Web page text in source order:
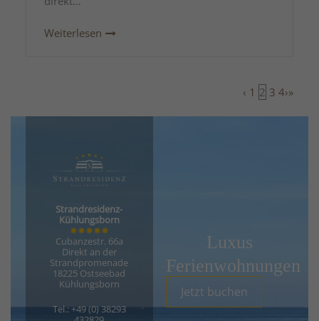
Weiterlesen
‹ 1 2 3 4›»
Strandresidenz-
Kühlungsborn
✸✸✸✸✸
Cubanzestr. 66a
Direkt an der
Strandpromenade
18225 Ostseebad
Kühlungsborn
Tel.: +49 (0) 38293
Luxus
Ferienwohnungen
Jetzt buchen